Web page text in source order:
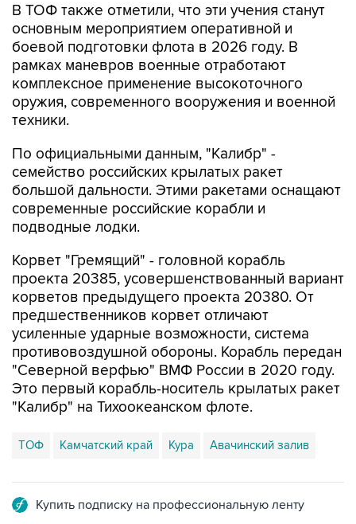
В ТОФ также отметили, что эти учения станут
основным мероприятием оперативной и
боевой подготовки флота в 2026 году. В
рамках маневров военные отработают
комплексное применение высокоточного
оружия, современного вооружения и военной
техники.
По официальными данным, "Калибр" -
семейство российских крылатых ракет
большой дальности. Этими ракетами оснащают
современные российские корабли и
подводные лодки.
Корвет "Гремящий" - головной корабль
проекта 20385, усовершенствованный вариант
корветов предыдущего проекта 20380. От
предшественников корвет отличают
усиленные ударные возможности, система
противовоздушной обороны. Корабль передан
"Северной верфью" ВМФ России в 2020 году.
Это первый корабль-носитель крылатых ракет
"Калибр" на Тихоокеанском флоте.
ТОФ Камчатский край Кура Авачинский залив
Купить подписку на профессиональную ленту